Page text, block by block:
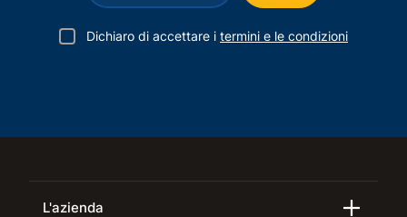
Dichiaro di accettare i termini e le condizioni
L'azienda